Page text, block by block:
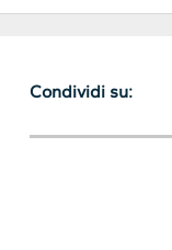
Condividi su: